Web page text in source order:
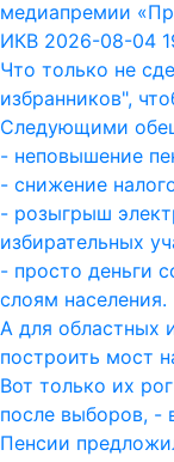
медиапремии
ИКВ 2026-08-04
Что только не
избранников",
Следующими
- неповышение
- снижение
- розыгрыш
избирательных
- просто деньги
слоям населения.
А для областных
построить мост
Вот только их
после выборов, -
Пенсии